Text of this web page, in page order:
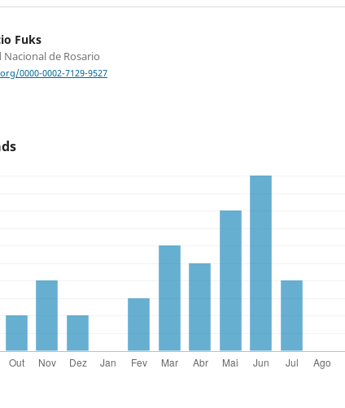
Fuks
de Rosario
0000-0002-7129-9527